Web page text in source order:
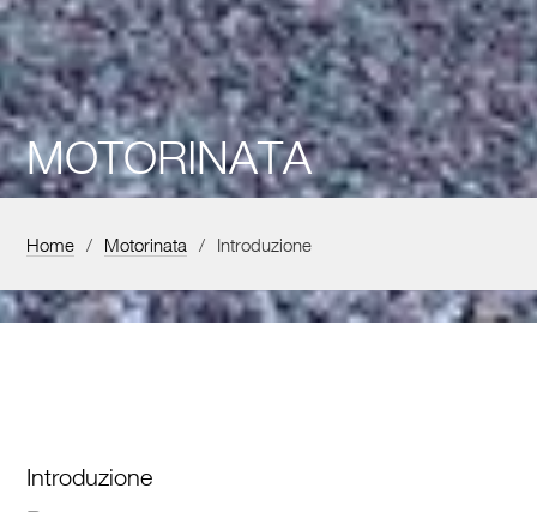
MOTORINATA
Home / Motorinata / Introduzione
Introduzione